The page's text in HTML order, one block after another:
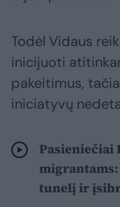
Todėl Vidaus
inicijuoti
pakeitimus,
iniciatyvų
Pasieniečiai
tunelį ir